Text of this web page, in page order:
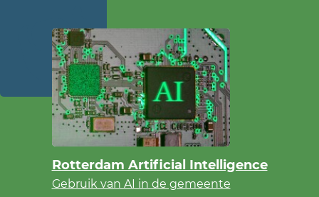
Rotterdam Artificial Intelligence
Gebruik van AI in de gemeente